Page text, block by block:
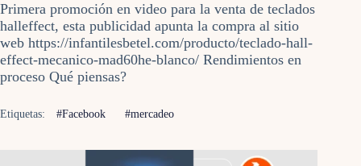
Primera promoción en video para la venta de teclados
halleffect, esta publicidad apunta la compra al sitio
web https://infantilesbetel.com/producto/teclado-hall-
effect-mecanico-mad60he-blanco/ Rendimientos en
proceso Qué piensas?
Etiquetas: #Facebook #mercadeo